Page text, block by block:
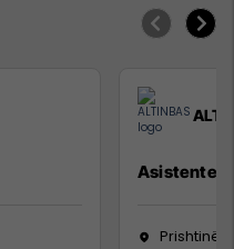
Asistente
Prishtinë